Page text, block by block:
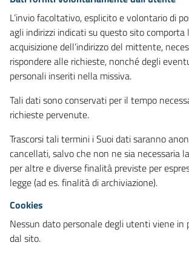
L’invio facoltativo, esplicito e volontario di
agli indirizzi indicati su questo sito comporta
acquisizione dell’indirizzo del mittente,
rispondere alle richieste, nonché degli
personali inseriti nella missiva.
Tali dati sono conservati per il tempo
richieste pervenute.
Trascorsi tali termini i Suoi dati saranno
cancellati, salvo che non ne sia necessaria
per altre e diverse finalità previste per
legge (ad es. finalità di archiviazione).
Cookies
Nessun dato personale degli utenti viene in
dal sito.